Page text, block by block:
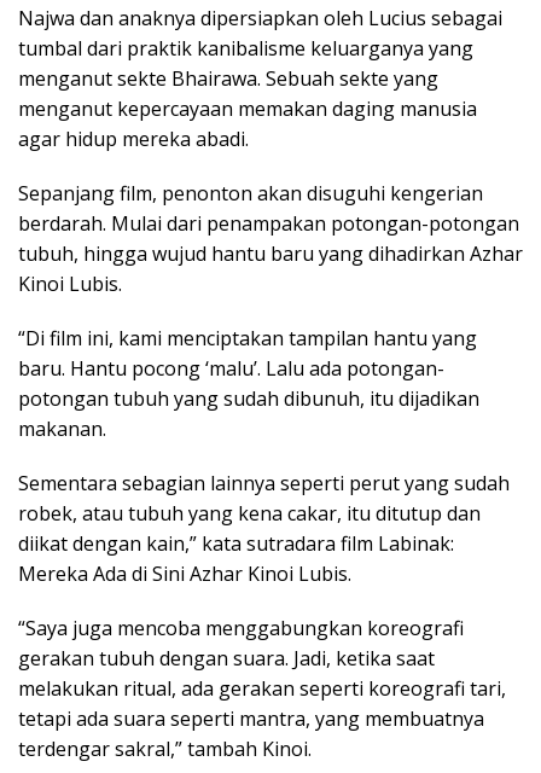
Najwa dan anaknya dipersiapkan oleh Lucius sebagai
tumbal dari praktik kanibalisme keluarganya yang
menganut sekte Bhairawa. Sebuah sekte yang
menganut kepercayaan memakan daging manusia
agar hidup mereka abadi.
Sepanjang film, penonton akan disuguhi kengerian
berdarah. Mulai dari penampakan potongan-potongan
tubuh, hingga wujud hantu baru yang dihadirkan Azhar
Kinoi Lubis.
“Di film ini, kami menciptakan tampilan hantu yang
baru. Hantu pocong ‘malu’. Lalu ada potongan-
potongan tubuh yang sudah dibunuh, itu dijadikan
makanan.
Sementara sebagian lainnya seperti perut yang sudah
robek, atau tubuh yang kena cakar, itu ditutup dan
diikat dengan kain,” kata sutradara film Labinak:
Mereka Ada di Sini Azhar Kinoi Lubis.
“Saya juga mencoba menggabungkan koreografi
gerakan tubuh dengan suara. Jadi, ketika saat
melakukan ritual, ada gerakan seperti koreografi tari,
tetapi ada suara seperti mantra, yang membuatnya
terdengar sakral,” tambah Kinoi.